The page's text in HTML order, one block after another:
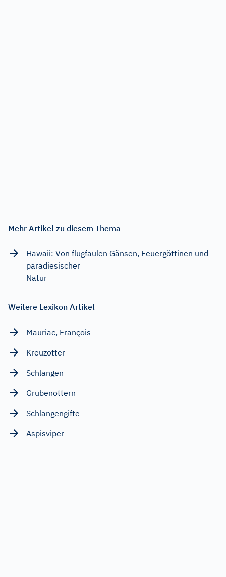
Mehr Artikel zu diesem Thema
Hawaii: Von flugfaulen Gänsen, Feuergöttinen und
paradiesischer
Natur
Weitere Lexikon Artikel
Mauriac, François
Kreuzotter
Schlangen
Grubenottern
Schlangengifte
Aspisviper